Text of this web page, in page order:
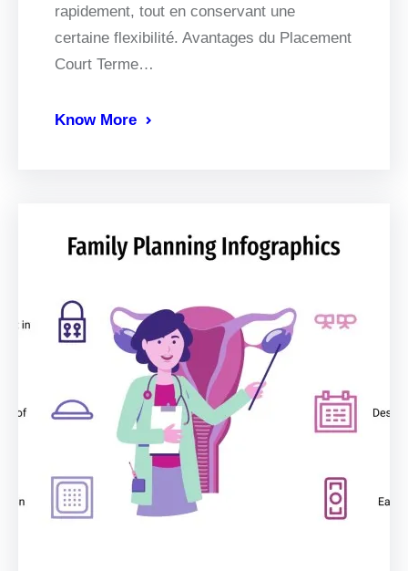
rapidement, tout en conservant une
certaine flexibilité. Avantages du Placement
Court Terme…
Know More